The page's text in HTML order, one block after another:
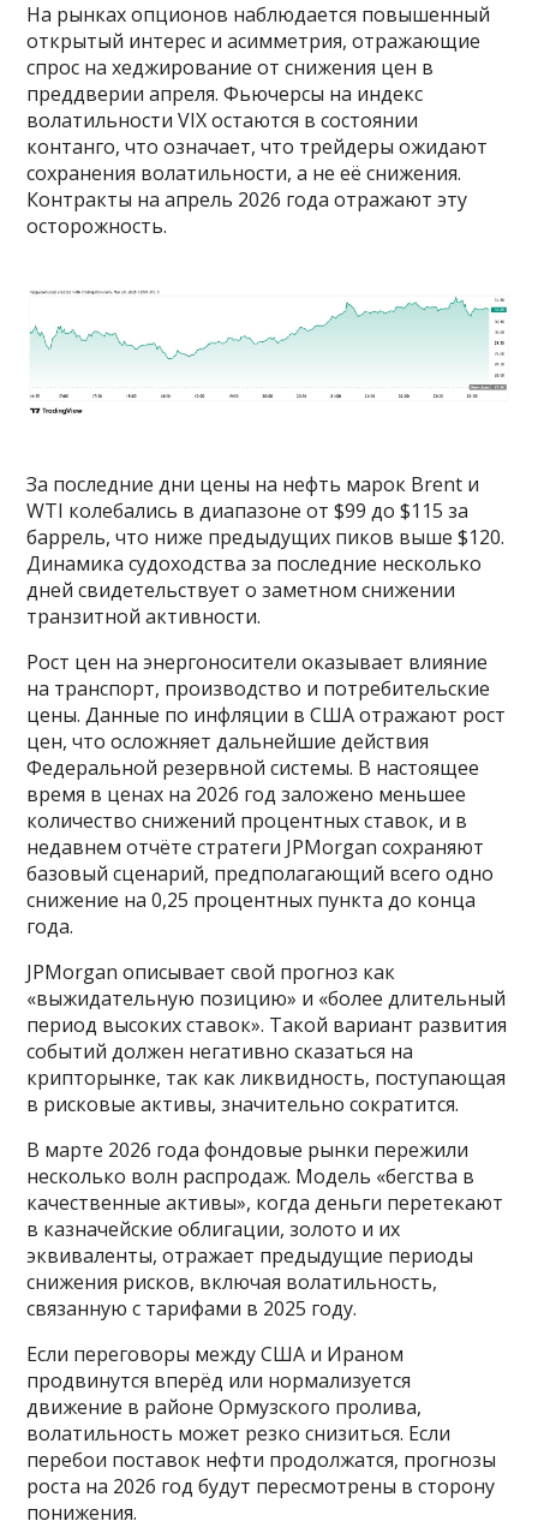
На рынках опционов наблюдается повышенный
открытый интерес и асимметрия, отражающие
спрос на хеджирование от снижения цен в
преддверии апреля. Фьючерсы на индекс
волатильности VIX остаются в состоянии
контанго, что означает, что трейдеры ожидают
сохранения волатильности, а не её снижения.
Контракты на апрель 2026 года отражают эту
осторожность.
За последние дни цены на нефть марок Brent и
WTI колебались в диапазоне от $99 до $115 за
баррель, что ниже предыдущих пиков выше $120.
Динамика судоходства за последние несколько
дней свидетельствует о заметном снижении
транзитной активности.
Рост цен на энергоносители оказывает влияние
на транспорт, производство и потребительские
цены. Данные по инфляции в США отражают рост
цен, что осложняет дальнейшие действия
Федеральной резервной системы. В настоящее
время в ценах на 2026 год заложено меньшее
количество снижений процентных ставок, и в
недавнем отчёте стратеги JPMorgan сохраняют
базовый сценарий, предполагающий всего одно
снижение на 0,25 процентных пункта до конца
года.
JPMorgan описывает свой прогноз как
«выжидательную позицию» и «более длительный
период высоких ставок». Такой вариант развития
событий должен негативно сказаться на
крипторынке, так как ликвидность, поступающая
в рисковые активы, значительно сократится.
В марте 2026 года фондовые рынки пережили
несколько волн распродаж. Модель «бегства в
качественные активы», когда деньги перетекают
в казначейские облигации, золото и их
эквиваленты, отражает предыдущие периоды
снижения рисков, включая волатильность,
связанную с тарифами в 2025 году.
Если переговоры между США и Ираном
продвинутся вперёд или нормализуется
движение в районе Ормузского пролива,
волатильность может резко снизиться. Если
перебои поставок нефти продолжатся, прогнозы
роста на 2026 год будут пересмотрены в сторону
понижения.